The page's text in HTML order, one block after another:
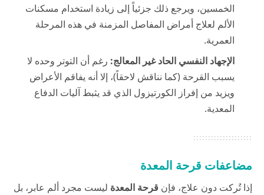
الخمسين، ويرجع ذلك جزئياً إلى زيادة استخدام مسكنات
الألم لعلاج أمراض المفاصل المزمنة في هذه المرحلة
العمرية.
الإجهاد النفسي الحاد غير المعالج: رغم أن التوتر وحده لا
يسبب القرحة (كما نناقش لاحقاً)، إلا أنه يفاقم الأعراض
ويزيد من إفراز الكورتيزول الذي قد يثبط آليات الدفاع
المعدية.
مضاعفات قرحة المعدة
إذا تُركت دون علاج، فإن قرحة المعدة ليست مجرد ألم عابر، بل